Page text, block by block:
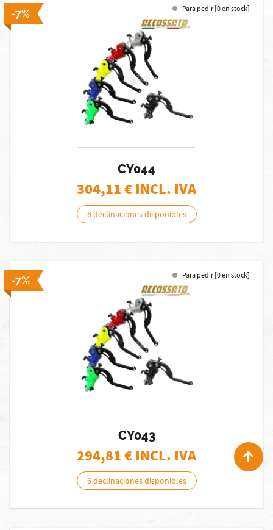
-7% Para pedir [0 en stock]
CY044
304,11€ INCL. IVA
6 declinaciones disponibles
-7% Para pedir [0 en stock]
CY043
294,81€ INCL. IVA
6 declinaciones disponibles